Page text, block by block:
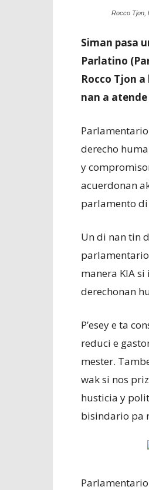
Rocco Tjon,
Siman pasa
Parlatino
Rocco Tjon
nan a
derecho
y
acuerdonan
parlamento
Un di nan tin
manera KIA
derechonan
P’esey e ta
reduci e
mester.
wak si nos
husticia y
bisindario pa